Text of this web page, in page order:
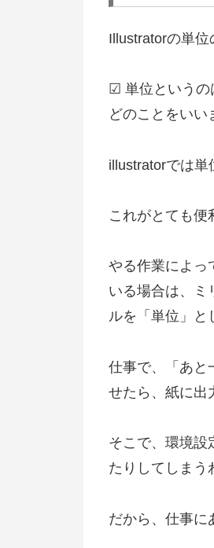
Illustratorの単位
☑ 単位というの
どのことをいい
illustratorでは単
これがとても便
やる作業によっ
いる場合は、ミ
ルを「単位」と
仕事で、「あと
せたら、紙に出
そこで、環境設
たりしてしまう
だから、仕事に